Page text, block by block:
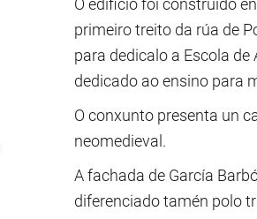
O edificio foi construído
primeiro treito da rúa de
para dedicalo a Escola
dedicado ao ensino para
O conxunto presenta un
neomedieval.
A fachada de García
diferenciado tamén polo